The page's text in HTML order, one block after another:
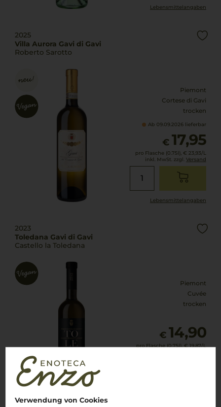
Verwendung von Cookies
Lebensmittel­angaben
2025
Villa Aurora Gavi di Gavi
Roberto Sarotto
Piemont
Cortese di Gavi
trocken
Ab 09.09.2026 lieferbar
€ 17,95
pro Flasche (0.75l), € 23,93/L
inkl. MwSt. zzgl. Versand
Lebensmittel­angaben
2023
Toledana Gavi di Gavi
Castello la Toledana
Piemont
Cuvée
trocken
€ 14,90
pro Flasche (0.75l), € 19,87/L